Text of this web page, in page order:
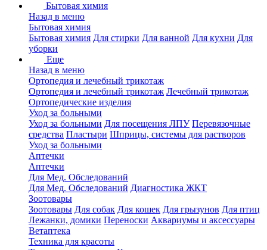
Бытовая химия
Назад в меню
Бытовая химия
Бытовая химия Для стирки Для ванной Для кухни Для
уборки
Еще
Назад в меню
Ортопедия и лечебный трикотаж
Ортопедия и лечебный трикотаж Лечебный трикотаж
Ортопедические изделия
Уход за больными
Уход за больными Для посещения ЛПУ Перевязочные
средства Пластыри Шприцы, системы для растворов
Уход за больными
Аптечки
Аптечки
Для Мед. Обследований
Для Мед. Обследований Диагностика ЖКТ
Зоотовары
Зоотовары Для собак Для кошек Для грызунов Для птиц
Лежанки, домики Переноски Аквариумы и аксессуары
Ветаптека
Техника для красоты